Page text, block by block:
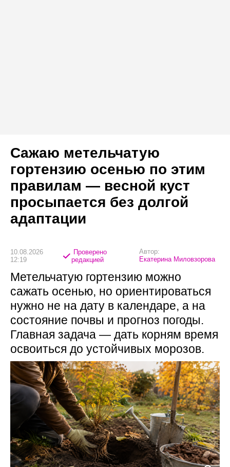
Сажаю метельчатую
гортензию осенью по этим
правилам — весной куст
просыпается без долгой
адаптации
10.08.2026
12:19
Проверено
редакцией
Автор:
Екатерина Миловзорова
Метельчатую гортензию можно
сажать осенью, но ориентироваться
нужно не на дату в календаре, а на
состояние почвы и прогноз погоды.
Главная задача — дать корням время
освоиться до устойчивых морозов.